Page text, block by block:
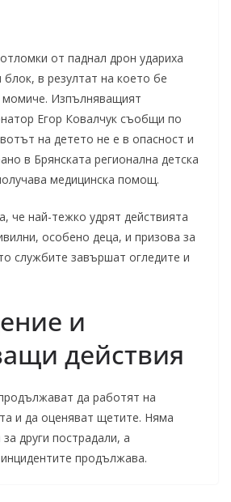
от паднал дрон удариха
в резултат на което бе
Изпълняващият
Егор Ковалчук съобщи по
на детето не е в опасност и
в Брянската регионална детска
медицинска помощ.
че най-тежко удрят действията
особено деца, и призова за
службите завършат огледите и
и
действия
да работят на
и да оценяват щетите. Няма
други пострадали, а
продължава.